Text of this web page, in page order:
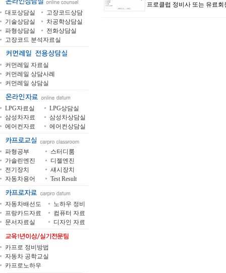
대포상담실
고장코드상담
기술상담실
차공학상담실
파형상담실
전화상담실
고장코드 분석자료실
커먼레일 자료실
커먼레일 상담사례
커먼레일 상담실
LPG자료실
LPG상담실
삼성차자료
삼성차상담실
에어컨자료
에어컨상담실
파형공부
스터디룸
가솔린엔진
디젤엔진
전기장치
섀시장치
자동차용어
Test Result
자동차배선도
노하우 정비
프랑카드자료
컴퓨터 자료
문서자료실
디자인 자료
카프로 정비방법
자동차 공학교실
카프로노하우
프로클럽 정비사 또는 유료회